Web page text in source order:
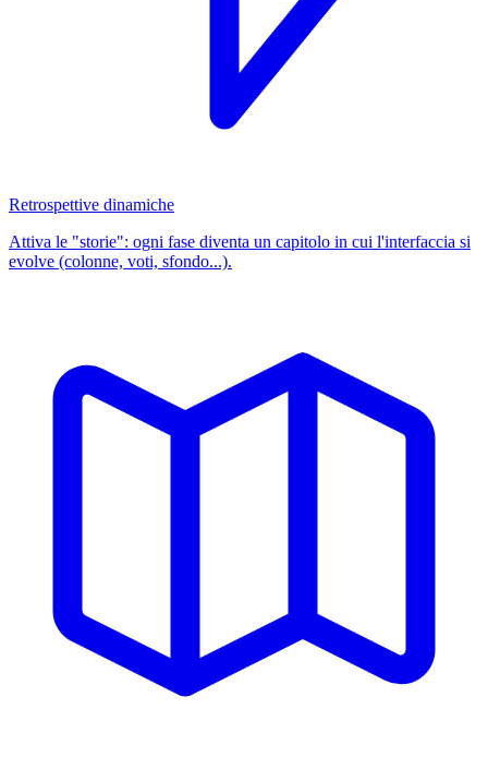
Retrospettive dinamiche
Attiva le "storie": ogni fase diventa un capitolo in cui l'interfaccia si
evolve (colonne, voti, sfondo...).